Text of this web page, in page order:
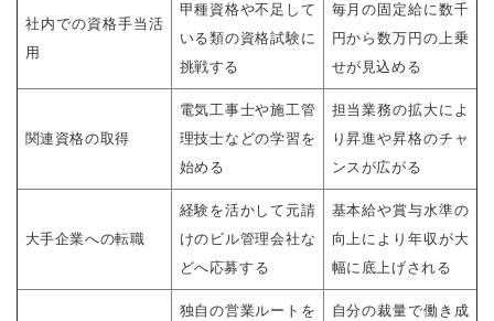
社内での資格手当活
用
甲種資格や不足して
いる類の資格試験に
挑戦する
毎月の固定給に数千
円から数万円の上乗
せが見込める
関連資格の取得
電気工事士や施工管
理技士などの学習を
始める
担当業務の拡大によ
り昇進や昇格のチャ
ンスが広がる
大手企業への転職
経験を活かして元請
けのビル管理会社な
どへ応募する
基本給や賞与水準の
向上により年収が大
幅に底上げされる
独自の営業ルートを
自分の裁量で働き成